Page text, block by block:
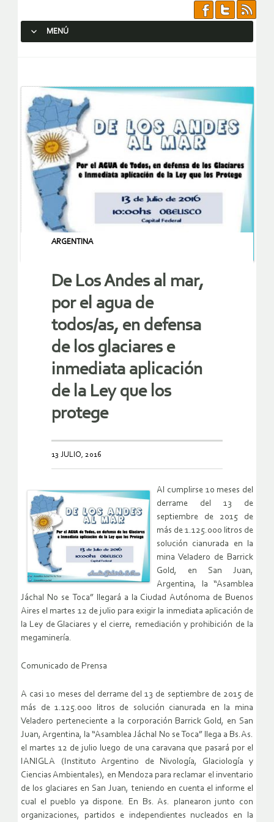
MENÚ
ARGENTINA
De Los Andes al mar,
por el agua de
todos/as, en defensa
de los glaciares e
inmediata aplicación
de la Ley que los
protege
13 JULIO, 2016
Al cumplirse 10 meses del
derrame del 13 de
septiembre de 2015 de
más de 1.125.000 litros de
solución cianurada en la
mina Veladero de Barrick
Gold, en San Juan,
Argentina, la “Asamblea
Jáchal No se Toca” llegará a la Ciudad Autónoma de Buenos
Aires el martes 12 de julio para exigir la inmediata aplicación de
la Ley de Glaciares y el cierre, remediación y prohibición de la
megaminería.
Comunicado de Prensa
A casi 10 meses del derrame del 13 de septiembre de 2015 de
más de 1.125.000 litros de solución cianurada en la mina
Veladero perteneciente a la corporación Barrick Gold, en San
Juan, Argentina, la “Asamblea Jáchal No se Toca” llega a Bs.As.
el martes 12 de julio luego de una caravana que pasará por el
IANIGLA (Instituto Argentino de Nivología, Glaciología y
Ciencias Ambientales), en Mendoza para reclamar el inventario
de los glaciares en San Juan, teniendo en cuenta el informe el
cual el pueblo ya dispone. En Bs. As. planearon junto con
organizaciones, partidos e independientes nucleados en la